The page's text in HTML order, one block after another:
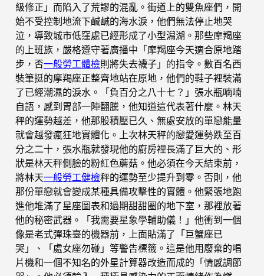
級修正」而陷入了荒謬的混亂。街道上的雙魚座們，開
始不受控制地流下鹹鹹的海水淚，他們無法停止地哭
泣，導致城市低窪處已經形成了小型潟湖。那些摩羯座
的上班族，嚴格遵守著廣播中「摩羯座今天適合原地踏
步，否一般勞工體檢則將失去襪子」的指令。數百名西
裝筆挺的摩羯座正整齊地站在原地，他們的鞋子裡裝滿
了已經潮濕的淚水。「負百分之八十七？」張水瓶喃喃
自語，感到胃部一陣翻騰，他知道這代表著什麼。林天
秤的運勢越差，他那股積壓已久、無處安放的單戀能量
就會越發瘋狂地實體化。上次林天秤的戀愛運勢跌至百
分之二十，張水瓶就發現他的廚房裡長滿了巨大的、形
狀是林天秤側臉的粉紅色蘑菇。他必須在今天結束前，
將林天一般勞工健檢秤的運勢至少提升到零。否則，他
那份單戀就會變成某種具備攻擊性的實體。他緊張地跑
進他堆滿了星座圖表和過期甜甜圈的地下室，那裡放著
他的秘密武器。「我需要星象學輔助儀！」他衝到一個
像是老式彈珠臺的機器前，上面貼滿了「巨蟹座已
哭」、「處女座勿碰」等警告標籤。這是他用廢棄的唱
片機和一個不知名的外星計算器改造而成的「情感調節